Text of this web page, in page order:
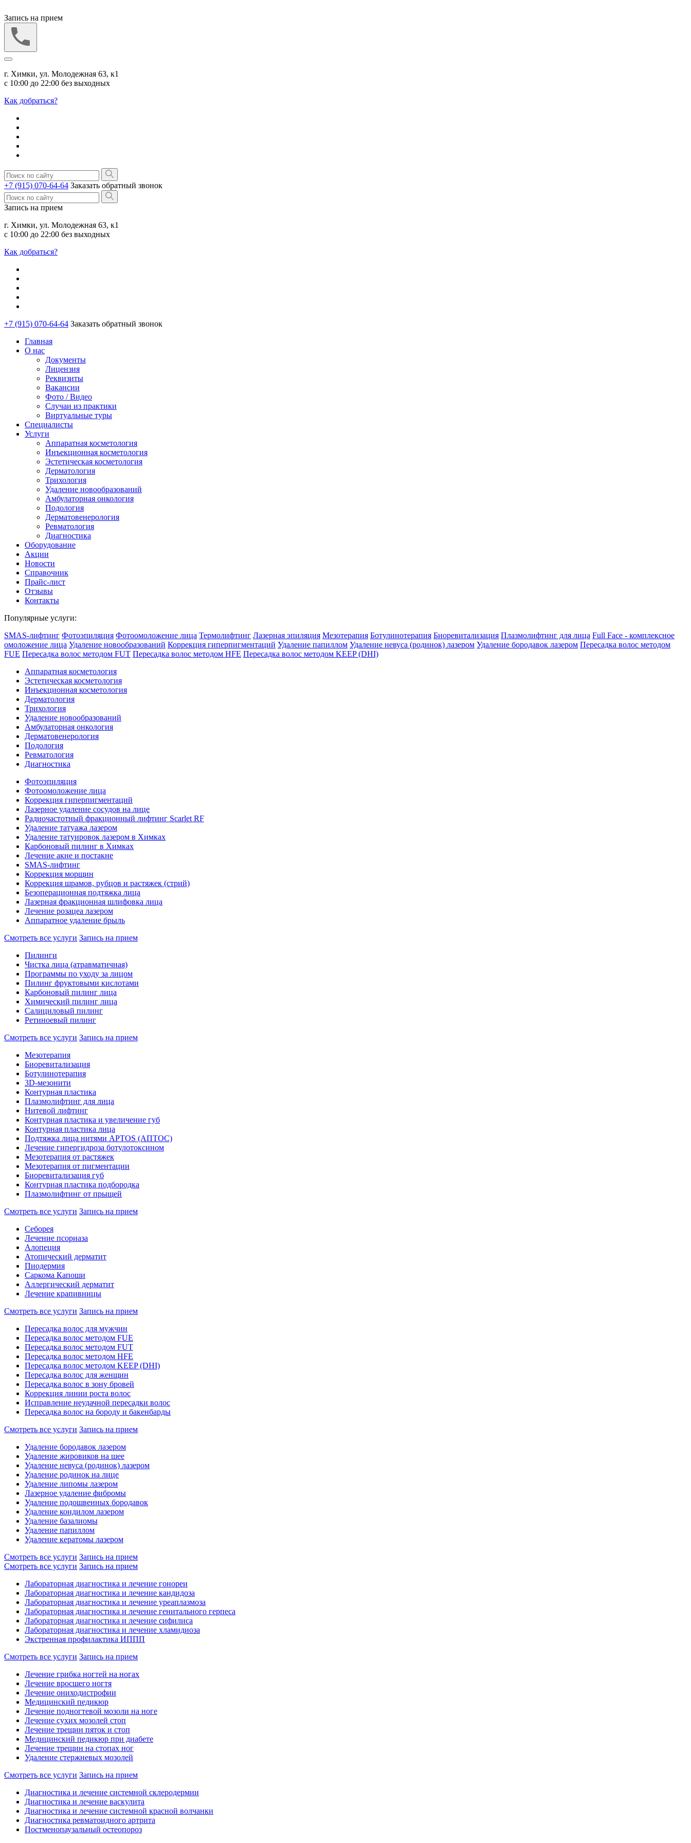
Запись на прием
г. Химки, ул. Молодежная 63, к1
с 10:00 до 22:00 без выходных
Как добраться?
+7 (915) 070-64-64 Заказать обратный звонок
Запись на прием
г. Химки, ул. Молодежная 63, к1
с 10:00 до 22:00 без выходных
Как добраться?
+7 (915) 070-64-64 Заказать обратный звонок
Главная
О нас
Документы
Лицензия
Реквизиты
Вакансии
Фото / Видео
Случаи из практики
Виртуальные туры
Специалисты
Услуги
Аппаратная косметология
Инъекционная косметология
Эстетическая косметология
Дермато­логия
Трихология
Удаление новообразований
Амбулаторная онкология
Подология
Дерматовенерология
Ревматология
Диагностика
Оборудование
Акции
Новости
Справочник
Прайс-лист
Отзывы
Контакты
Популярные услуги:
SMAS-лифтинг Фотоэпиляция Фотоомоложение лица Термолифтинг Лазерная эпиляция Мезотерапия Ботулинотерапия Биоревитализация Плазмолифтинг для лица Full Face - комплексное
омоложение лица Удаление новообразований Коррекция гиперпигментаций Удаление папиллом Удаление невуса (родинок) лазером Удаление бородавок лазером Пересадка волос методом
FUE Пересадка волос методом FUT Пересадка волос методом HFE Пересадка волос методом KEEP (DHI)
Аппаратная косметология
Эстетическая косметология
Инъекционная косметология
Дермато­логия
Трихология
Удаление новообразований
Амбулаторная онкология
Дерматовенерология
Подология
Ревматология
Диагностика
Фотоэпиляция
Фотоомоложение лица
Коррекция гиперпигментаций
Лазерное удаление сосудов на лице
Радиочастотный фракционный лифтинг Scarlet RF
Удаление татуажа лазером
Удаление татуировок лазером в Химках
Карбоновый пилинг в Химках
Лечение акне и постакне
SMAS-лифтинг
Коррекция морщин
Коррекция шрамов, рубцов и растяжек (стрий)
Безоперационная подтяжка лица
Лазерная фракционная шлифовка лица
Лечение розацеа лазером
Аппаратное удаление брыль
Смотреть все услуги Запись на прием
Пилинги
Чистка лица (атравматичная)
Программы по уходу за лицом
Пилинг фруктовыми кислотами
Карбоновый пилинг лица
Химический пилинг лица
Салициловый пилинг
Ретиноевый пилинг
Смотреть все услуги Запись на прием
Мезотерапия
Биоревитализация
Ботулинотерапия
3D-мезонити
Контурная пластика
Плазмолифтинг для лица
Нитевой лифтинг
Контурная пластика и увеличение губ
Контурная пластика лица
Подтяжка лица нитями APTOS (АПТОС)
Лечение гипергидроза ботулотоксином
Мезотерапия от растяжек
Мезотерапия от пигментации
Биоревитализация губ
Контурная пластика подбородка
Плазмолифтинг от прыщей
Смотреть все услуги Запись на прием
Себорея
Лечение псориаза
Алопеция
Атопический дерматит
Пиодермия
Саркома Капоши
Аллергический дерматит
Лечение крапивницы
Смотреть все услуги Запись на прием
Пересадка волос для мужчин
Пересадка волос методом FUE
Пересадка волос методом FUT
Пересадка волос методом HFE
Пересадка волос методом KEEP (DHI)
Пересадка волос для женщин
Пересадка волос в зону бровей
Коррекция линии роста волос
Исправление неудачной пересадки волос
Пересадка волос на бороду и бакенбарды
Смотреть все услуги Запись на прием
Удаление бородавок лазером
Удаление жировиков на шее
Удаление невуса (родинок) лазером
Удаление родинок на лице
Удаление липомы лазером
Лазерное удаление фибромы
Удаление подошвенных бородавок
Удаление кондилом лазером
Удаление базалиомы
Удаление папиллом
Удаление кератомы лазером
Смотреть все услуги Запись на прием
Смотреть все услуги Запись на прием
Лабораторная диагностика и лечение гонореи
Лабораторная диагностика и лечение кандидоза
Лабораторная диагностика и лечение уреаплазмоза
Лабораторная диагностика и лечение генитального герпеса
Лабораторная диагностика и лечение сифилиса
Лабораторная диагностика и лечение хламидиоза
Экстренная профилактика ИППП
Смотреть все услуги Запись на прием
Лечение грибка ногтей на ногах
Лечение вросшего ногтя
Лечение ониходистрофии
Медицинский педикюр
Лечение подногтевой мозоли на ноге
Лечение сухих мозолей стоп
Лечение трещин пяток и стоп
Медицинский педикюр при диабете
Лечение трещин на стопах ног
Удаление стержневых мозолей
Смотреть все услуги Запись на прием
Диагностика и лечение системной склеродермии
Диагностика и лечение васкулита
Диагностика и лечение системной красной волчанки
Диагностика ревматоидного артрита
Постменопаузальный остеопороз